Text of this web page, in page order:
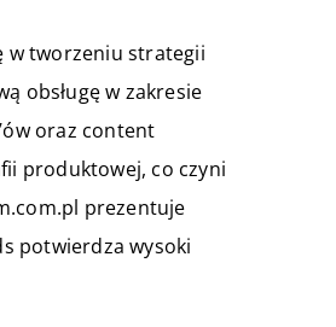
w tworzeniu strategii
obsługę w zakresie
oraz content
produktowej, co czyni
prezentuje
potwierdza wysoki